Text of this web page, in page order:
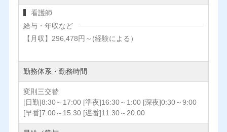
看護師
給与・年収など
【月収】296,478円～(経験による）
勤務体系・勤務時間
変則三交替
[日勤]8:30～17:00 [準夜]16:30～1:00 [深夜]0:30～9:00
[早番]7:00～15:30 [遅番]11:30～20:00